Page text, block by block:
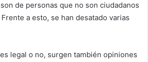
de personas que no son ciudadanos
a esto, se han desatado varias
legal o no, surgen también opiniones